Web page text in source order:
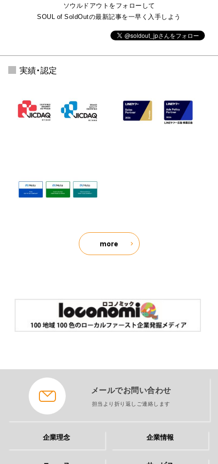
ソウルドアウトをフォローして
SOUL of SoldOutの最新記事を一早く入手しよう
実績・認定
more
メールでお問い合わせ
担当より折り返しご連絡します
企業理念 企業情報